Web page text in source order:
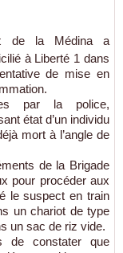
de la Médina a
à Liberté 1 dans
de mise en
par la police,
état d’un individu
mort à l’angle de
de la Brigade
pour procéder aux
le suspect en train
un chariot de type
un sac de riz vide.
de constater que